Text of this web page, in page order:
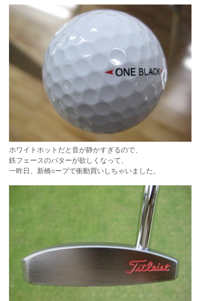
ホワイトホットだと音が静かすぎるので、
鉄フェースのパターが欲しくなって、
一昨日、新橋○ープで衝動買いしちゃいました。